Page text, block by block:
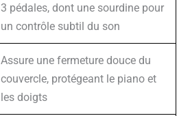
3 pédales, dont une sourdine pour
un contrôle subtil du son
Assure une fermeture douce du
couvercle, protégeant le piano et
les doigts